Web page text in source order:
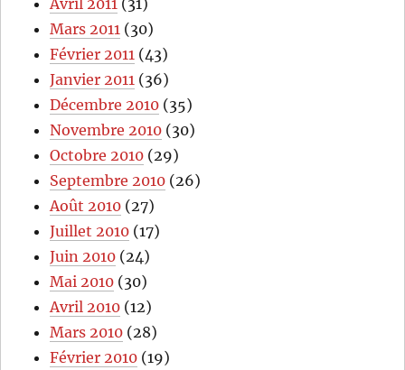
Avril 2011 (31)
Mars 2011 (30)
Février 2011 (43)
Janvier 2011 (36)
Décembre 2010 (35)
Novembre 2010 (30)
Octobre 2010 (29)
Septembre 2010 (26)
Août 2010 (27)
Juillet 2010 (17)
Juin 2010 (24)
Mai 2010 (30)
Avril 2010 (12)
Mars 2010 (28)
Février 2010 (19)